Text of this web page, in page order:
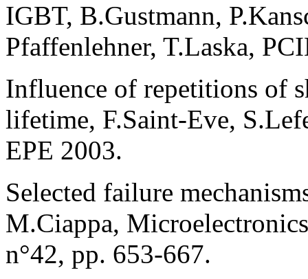
IGBT, B.Gustmann,
Pfaffenlehner, T.Laska,
Influence of repetitions of
lifetime, F.Saint-Eve,
EPE 2003.
Selected failure
M.Ciappa,
n°42, pp. 653-667.